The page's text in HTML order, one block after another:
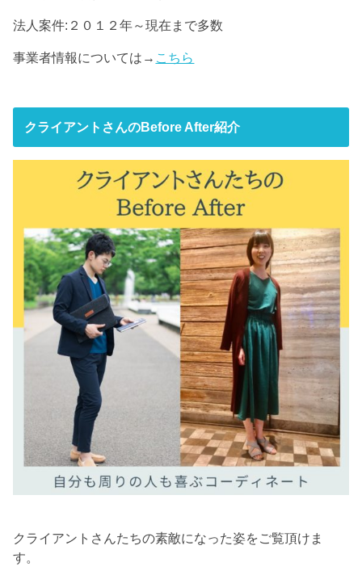
法人案件:２０１２年～現在まで多数
事業者情報については→ こちら
クライアントさんのBefore After紹介
クライアントさんたちの素敵になった姿をご覧頂けま
す。